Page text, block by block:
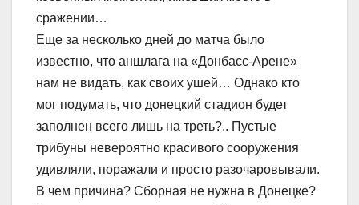
сражении…
Еще за несколько дней до матча было
известно, что аншлага на «Донбасс-Арене»
нам не видать, как своих ушей… Однако кто
мог подумать, что донецкий стадион будет
заполнен всего лишь на треть?.. Пустые
трибуны невероятно красивого сооружения
удивляли, поражали и просто разочаровывали.
В чем причина? Сборная не нужна в Донецке?